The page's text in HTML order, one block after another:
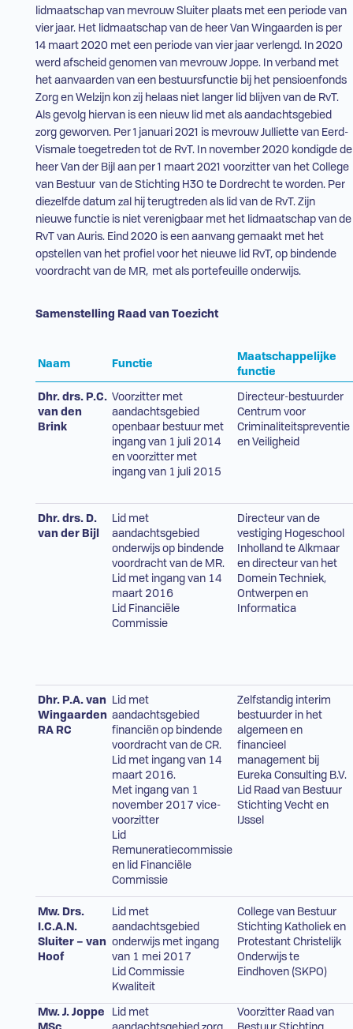
lidmaatschap van mevrouw Sluiter plaats met een periode van
vier jaar. Het lidmaatschap van de heer Van Wingaarden is per
14 maart 2020 met een periode van vier jaar verlengd. In 2020
werd afscheid genomen van mevrouw Joppe. In verband met
het aanvaarden van een bestuursfunctie bij het pensioenfonds
Zorg en Welzijn kon zij helaas niet langer lid blijven van de RvT.
Als gevolg hiervan is een nieuw lid met als aandachtsgebied
zorg geworven. Per 1 januari 2021 is mevrouw Julliette van Eerd-
Vismale toegetreden tot de RvT. In november 2020 kondigde de
heer Van der Bijl aan per 1 maart 2021 voorzitter van het College
van Bestuur van de Stichting H3O te Dordrecht te worden. Per
diezelfde datum zal hij terugtreden als lid van de RvT. Zijn
nieuwe functie is niet verenigbaar met het lidmaatschap van de
RvTvan Auris. Eind 2020 is een aanvang gemaakt met het
opstellen van het profiel voor het nieuwe lid RvT, op bindende
voordracht van de MR, met als portefeuille onderwijs.
Samenstelling Raad van Toezicht
Naam Functie
Maatschappelijke
functie
Dhr. drs. P.C.
van den
Brink
Voorzitter met
aandachtsgebied
openbaar bestuur met
ingang van 1 juli 2014
en voorzitter met
ingang van 1 juli 2015
Directeur-bestuurder
Centrum voor
Criminaliteitspreventie
en Veiligheid
Dhr. drs. D.
van der Bijl
Lid met
aandachtsgebied
onderwijs op bindende
voordracht van de MR.
Lid met ingang van 14
maart 2016
Lid Financiële
Commissie
Directeur van de
vestiging Hogeschool
Inholland te Alkmaar
en directeur van het
Domein Techniek,
Ontwerpen en
Informatica
Dhr. P.A. van
Wingaarden
RA RC
Lid met
aandachtsgebied
financiën op bindende
voordracht van de CR.
Lid met ingang van 14
maart 2016.
Met ingang van 1
november 2017 vice-
voorzitter
Lid
Remuneratiecommissie
en lid Financiële
Commissie
Zelfstandig interim
bestuurder in het
algemeen en
financieel
management bij
Eureka Consulting B.V.
Lid Raad van Bestuur
Stichting Vecht en
IJssel
Mw. Drs.
I.C.A.N.
Sluiter – van
Hoof
Lid met
aandachtsgebied
onderwijs met ingang
van 1 mei 2017
Lid Commissie
Kwaliteit
College van Bestuur
Stichting Katholiek en
Protestant Christelijk
Onderwijs te
Eindhoven (SKPO)
Mw. J. Joppe
Lid met
Voorzitter Raad van